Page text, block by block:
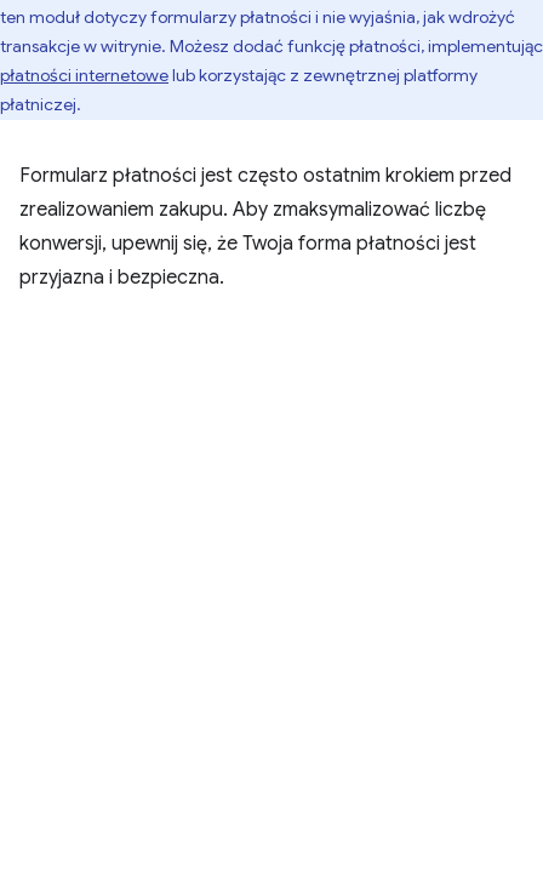
ten moduł dotyczy formularzy płatności i nie wyjaśnia, jak wdrożyć
transakcje w witrynie. Możesz dodać funkcję płatności, implementując
płatności internetowelub korzystając z zewnętrznej platformy
płatniczej.
Formularz płatności jest często ostatnim krokiem przed
zrealizowaniem zakupu. Aby zmaksymalizować liczbę
konwersji, upewnij się, że Twoja forma płatności jest
przyjazna i bezpieczna.